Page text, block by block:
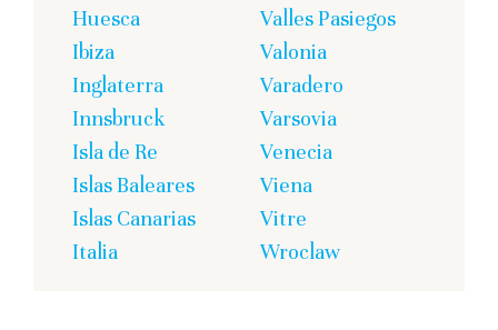
Huesca
Ibiza
Inglaterra
Innsbruck
Isla de Re
Islas Baleares
Islas Canarias
Italia
Valles Pasiegos
Valonia
Varadero
Varsovia
Venecia
Viena
Vitre
Wroclaw